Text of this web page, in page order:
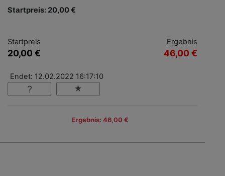
Startpreis: 20,00 €
Startpreis
20,00 €
Ergebnis
46,00 €
Endet: 12.02.2022 16:17:10
Ergebnis: 46,00 €